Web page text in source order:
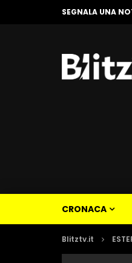
SEGNALA UNA
CRONACA
Blitztv.it